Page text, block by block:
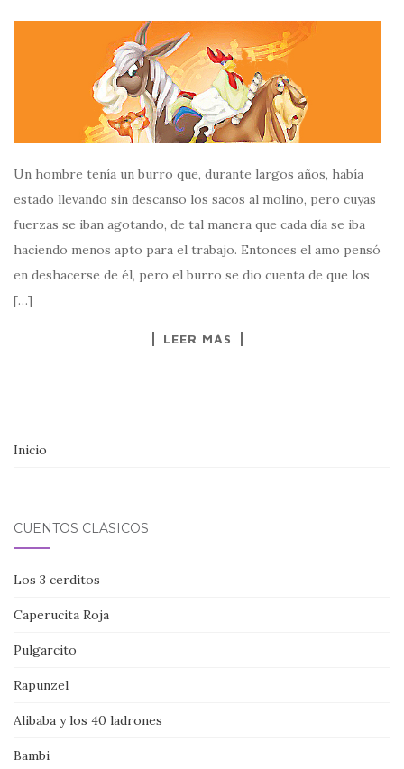
Un hombre tenía un burro que, durante largos años, había
estado llevando sin descanso los sacos al molino, pero cuyas
fuerzas se iban agotando, de tal manera que cada día se iba
haciendo menos apto para el trabajo. Entonces el amo pensó
en deshacerse de él, pero el burro se dio cuenta de que los
[…]
LEER MÁS
Inicio
CUENTOS CLÁSICOS
Los 3 cerditos
Caperucita Roja
Pulgarcito
Rapunzel
Alibaba y los 40 ladrones
Bambi